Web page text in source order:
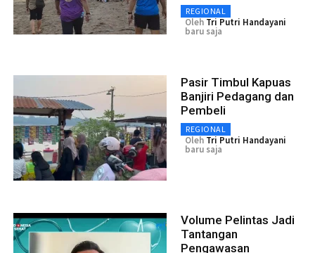
REGIONAL
Oleh Tri Putri Handayani
baru saja
Pasir Timbul Kapuas
Banjiri Pedagang dan
Pembeli
REGIONAL
Oleh Tri Putri Handayani
baru saja
Volume Pelintas Jadi
Tantangan
Pengawasan